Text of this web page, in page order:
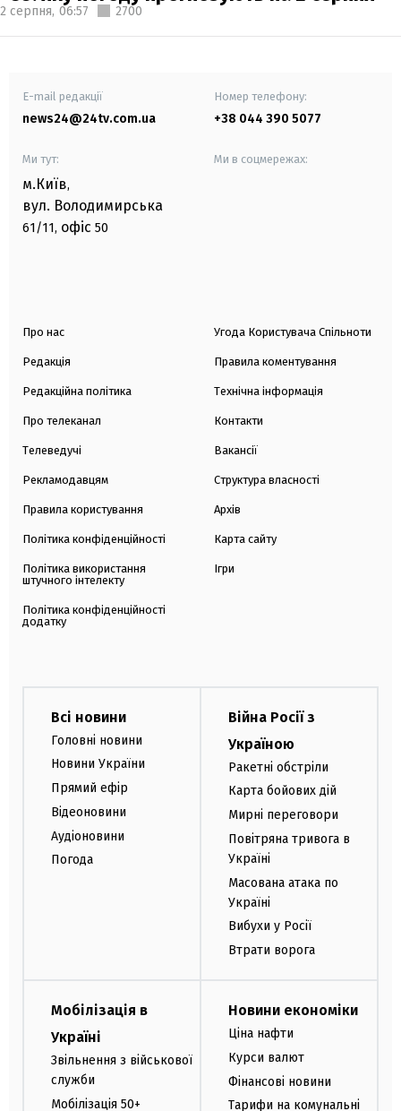
2 серпня, 06:57 2700
E-mail редакції
news24@24tv.com.ua
Номер телефону:
+38 044 390 5077
Ми тут:
м.Київ,
вул. Володимирська
61/11, офіс 50
Ми в соцмережах:
Про нас
Редакція
Редакційна політика
Про телеканал
Телеведучі
Рекламодавцям
Правила користування
Політика конфіденційності
Політика використання
штучного інтелекту
Політика конфіденційності
додатку
Угода Користувача Спільноти
Правила коментування
Технічна інформація
Контакти
Вакансії
Структура власності
Архів
Карта сайту
Ігри
Всі новини
Головні новини
Новини України
Прямий ефір
Відеоновини
Аудіоновини
Погода
Війна Росії з
Україною
Ракетні обстріли
Карта бойових дій
Мирні переговори
Повітряна тривога в
Україні
Масована атака по
Україні
Вибухи у Росії
Втрати ворога
Мобілізація в
Україні
Звільнення з військової
служби
Мобілізація 50+
Новини економіки
Ціна нафти
Курси валют
Фінансові новини
Тарифи на комунальні